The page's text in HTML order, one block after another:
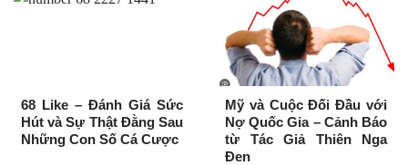
68 Like – Đánh Giá Sức
Hút và Sự Thật Đằng Sau
Những Con Số Cá Cược
Mỹ và Cuộc Đối Đầu với
Nợ Quốc Gia – Cảnh Báo
từ Tác Giả Thiên Nga
Đen